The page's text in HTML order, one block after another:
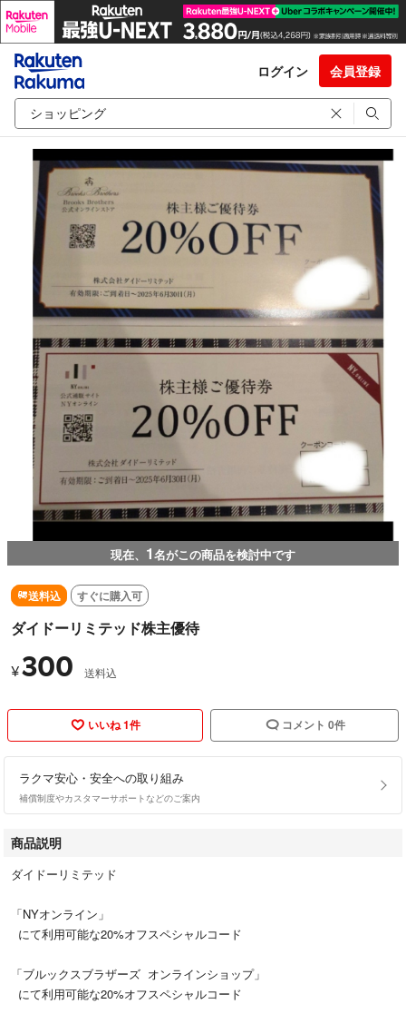
ログイン 会員登録
現在、 1名がこの商品を検討中です
送料込 すぐに購入可
ダイドーリミテッド株主優待
¥300 送料込
いいね 1件 コメント 0件
ラクマ安心・安全への取り組み
補償制度やカスタマーサポートなどのご案内
商品説明
ダイドーリミテッド
「NYオンライン」
にて利用可能な20%オフスペシャルコード
「ブルックスブラザーズ オンラインショップ」
にて利用可能な20%オフスペシャルコード